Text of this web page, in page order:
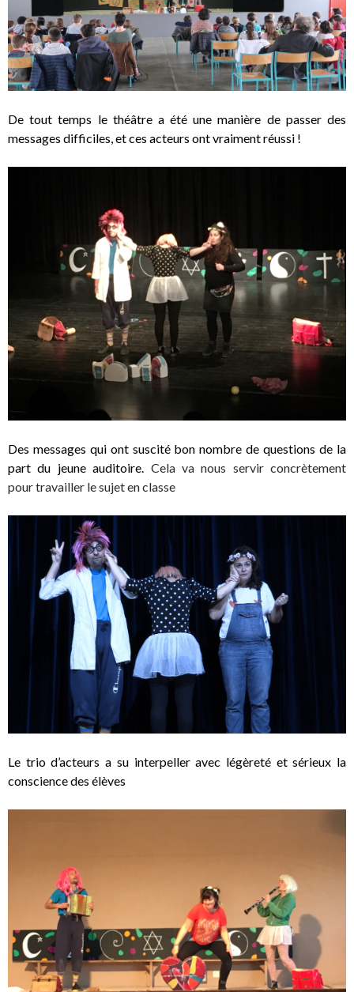
De tout temps le théâtre a été une manière de passer des
messages difficiles, et ces acteurs ont vraiment réussi !
Des messages qui ont suscité bon nombre de questions de la
part du jeune auditoire. Cela va nous servir concrètement
pour travailler le sujet en classe
Le trio d’acteurs a su interpeller avec légèreté et sérieux la
conscience des élèves